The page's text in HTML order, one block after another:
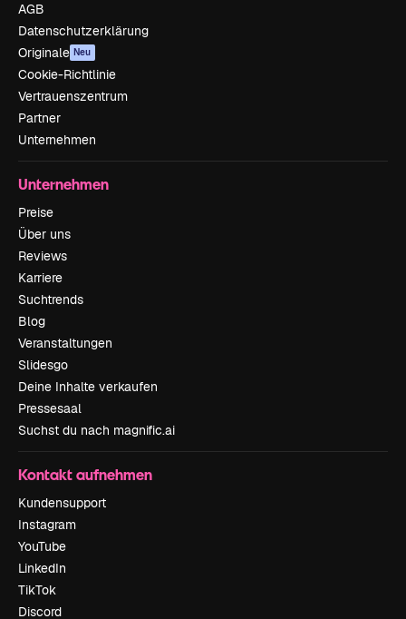
AGB
Datenschutzerklärung
Originale Neu
Cookie-Richtlinie
Vertrauenszentrum
Partner
Unternehmen
Unternehmen
Preise
Über uns
Reviews
Karriere
Suchtrends
Blog
Veranstaltungen
Slidesgo
Deine Inhalte verkaufen
Pressesaal
Suchst du nach magnific.ai
Kontakt aufnehmen
Kundensupport
Instagram
YouTube
LinkedIn
TikTok
Discord